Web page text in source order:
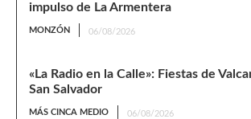
impulso de La Armentera
MONZÓN 06/08/2026
«La Radio en la Calle»: Fiestas de
San Salvador
MÁS CINCA MEDIO 06/08/2026